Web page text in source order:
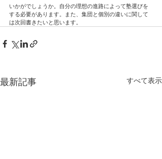
いかがでしょうか。自分の理想の進路によって塾選びを
する必要があります。また、集団と個別の違いに関して
は次回書きたいと思います。
最新記事 すべて表示